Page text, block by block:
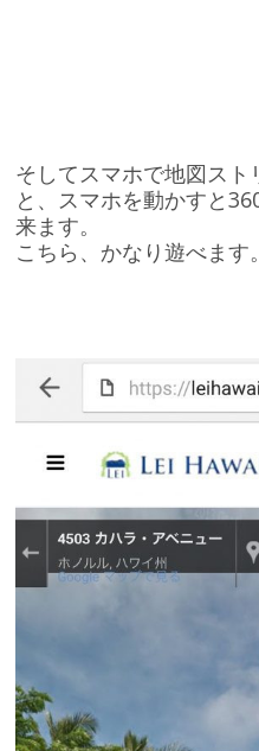
そしてスマホで地図ス
と、スマホを動かすと
来ます。
こちら、かなり遊べます。